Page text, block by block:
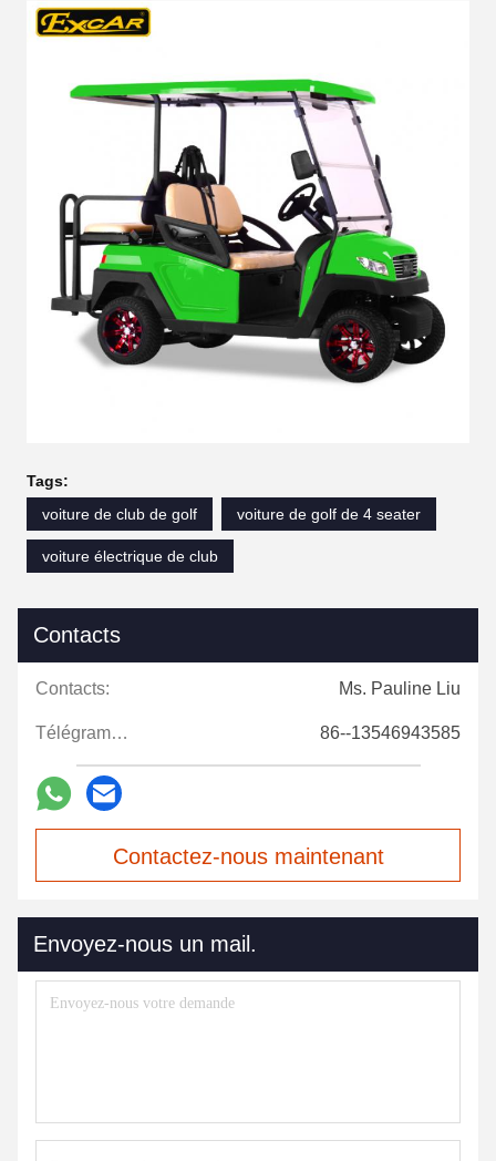
Tags:
voiture de club de golf
voiture de golf de 4 seater
voiture électrique de club
Contacts
Contacts: Ms. Pauline Liu
Télégramme: 86--13546943585
Contactez-nous maintenant
Envoyez-nous un mail.